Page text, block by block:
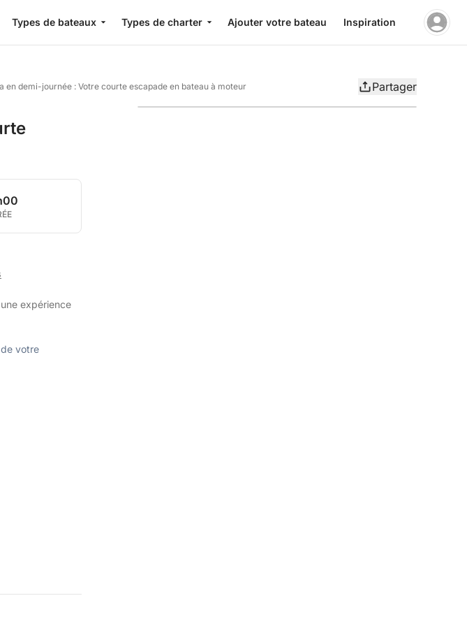
Types de bateaux Types de charter Ajouter votre bateau Inspiration
en demi-journée : Votre courte escapade en bateau à moteur Partager
expérience
votre